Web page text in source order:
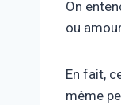
On
ou
En fait,
même